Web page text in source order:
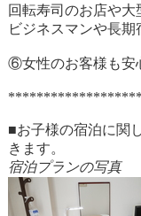
回転寿司のお店や大
ビジネスマンや長
⑥女性のお客様も安
■お子様の宿泊に関
きます。
宿泊プランの写真